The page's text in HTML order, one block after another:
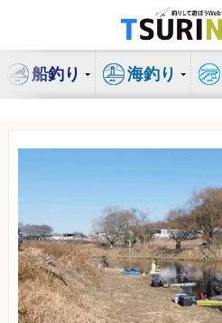
ン
船釣り 海釣り